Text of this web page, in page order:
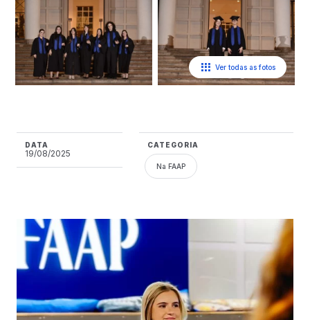
Ver todas as fotos
DATA
19/08/2025
CATEGORIA
Na FAAP